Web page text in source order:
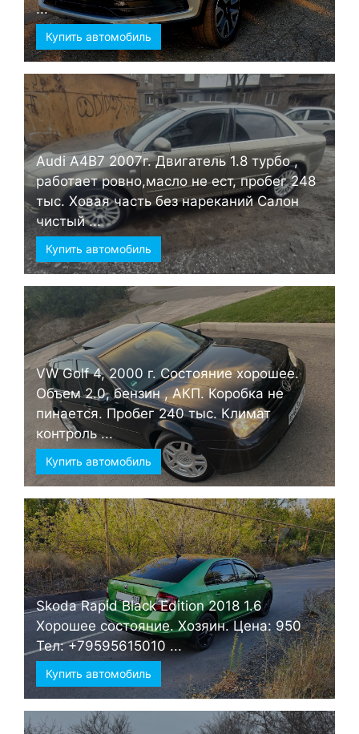
...
Купить автомобиль
Audi А4B7 2007г. Двигатель 1.8 турбо ,
работает ровно,масло не ест, пробег 248
тыс. Ховая часть без нареканий Салон
чистый ...
Купить автомобиль
VW Golf 4, 2000 г. Состояние хорошее.
Объем 2.0, бензин , АКП. Коробка не
пинается. Пробег 240 тыс. Климат
контроль ...
Купить автомобиль
Skoda Rapid Black Edition 2018 1.6
Хорошее состояние. Хозяин. Цена: 950
Тел: +79595615010 ...
Купить автомобиль